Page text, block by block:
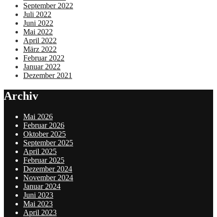
September 2022
Juli 2022
Juni 2022
Mai 2022
April 2022
März 2022
Februar 2022
Januar 2022
Dezember 2021
Archiv
Mai 2026
Februar 2026
Oktober 2025
September 2025
April 2025
Februar 2025
Dezember 2024
November 2024
Januar 2024
Juni 2023
Mai 2023
April 2023